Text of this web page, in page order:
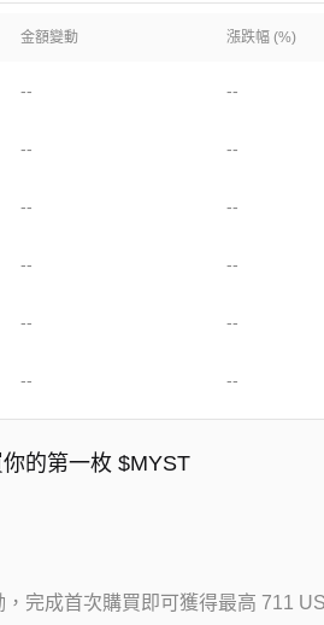
金額變動 漲跌幅 (%)
-- --
-- --
-- --
-- --
-- --
-- --
的第一枚 $MYST
完成首次購買即可獲得最高 711